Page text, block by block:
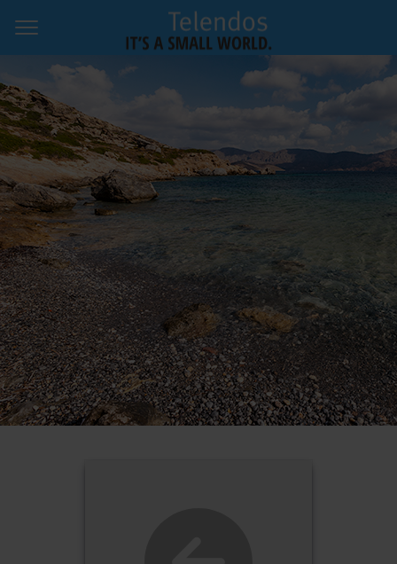
Startseite
Info & Geschichten
Fotos
Karte & Kontakt
Impressum
Twitter
Instagram